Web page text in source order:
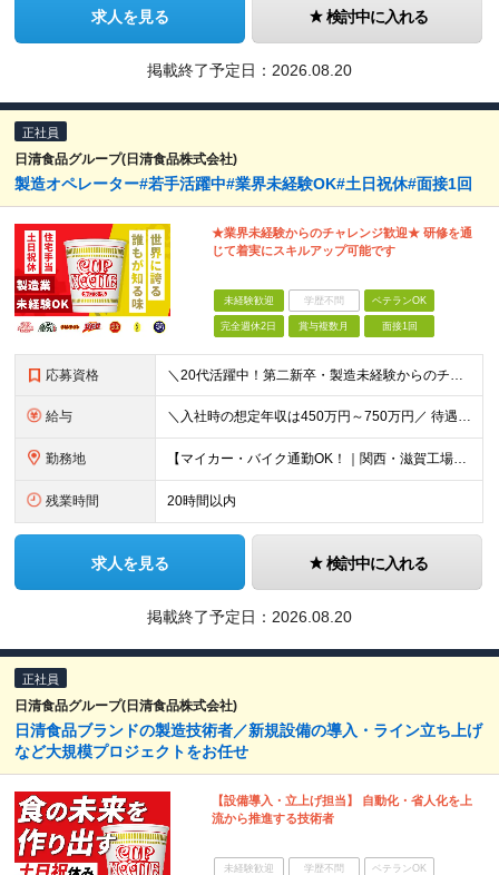
求人を見る 検討中に入れる
掲載終了予定日： 2026.08.20
正社員
日清食品グループ(日清食品株式会社)
製造オペレーター#若手活躍中#業界未経験OK#土日祝休#面接1回
★業界未経験からのチャレンジ歓迎★ 研修を通
じて着実にスキルアップ可能です
未経験歓迎 学歴不問 ベテランOK
完全週休2日 賞与複数月 面接1回
応募資格 ＼20代活躍中！第二新卒・製造未経験からのチャレンジ大歓迎・高卒以上／ ★採用イベント実施中★ 「まずは話だけ聞いてみたい」、「実際の働き方が気になる」方に向けて、現場のリアルが分かるイベントをご用意
給与 ＼入社時の想定年収は450万円～750万円／ 待遇 学歴・年齢・経験スキルにより、採用区分が異なります。 ★最大賞与8ヶ月分の支給実績 決算賞与が支給される年もございます。 昨年度
勤務地 【マイカー・バイク通勤OK！｜関西・滋賀工場には独身寮あり】 日清食品直轄工場（関東工場・静岡工場・関西工場・滋賀工場・下関工場） 【関東工場】茨城県取手市清水667-1 【静岡工場】静岡県焼津市相
残業時間 20時間以内
求人を見る 検討中に入れる
掲載終了予定日： 2026.08.20
正社員
日清食品グループ(日清食品株式会社)
日清食品ブランドの製造技術者／新規設備の導入・ライン立ち上げ
など大規模プロジェクトをお任せ
【設備導入・立上げ担当】 自動化・省人化を上
流から推進する技術者
未経験歓迎 学歴不問 ベテランOK